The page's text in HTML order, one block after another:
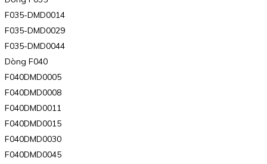
F035-DMD0014
F035-DMD0029
F035-DMD0044
Dòng F040
F040DMD0005
F040DMD0008
F040DMD0011
F040DMD0015
F040DMD0030
F040DMD0045